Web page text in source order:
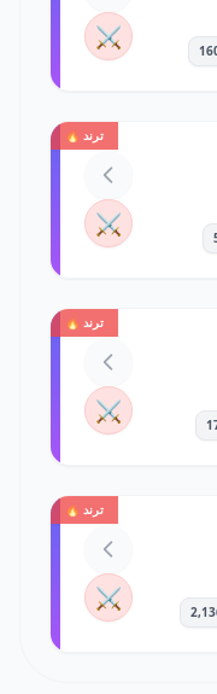
⚔️
ترند 🔥
⚔️
ترند 🔥
⚔️
ترند 🔥
⚔️